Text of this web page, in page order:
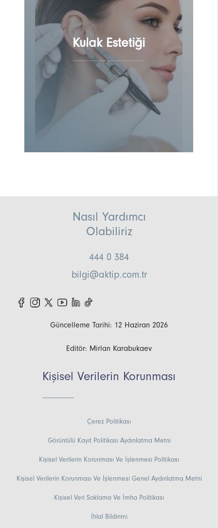
Kulak Estetiği
Nasıl Yardımcı
Olabiliriz
444 0 384
bilgi@aktip.com.tr
Güncelleme Tarihi: 12 Haziran 2026
Editör: Mirlan Karabukaev
Kişisel Verilerin Korunması
Çerez Politikası
Görüntülü Kayıt Politikası Aydınlatma Metni
Kişisel Verilerin Korunması Ve İşlenmesi Politikası
Kişisel Verilerin Korunması Ve İşlenmesi Genel Aydınlatma Metni
Kişisel Veri Saklama Ve İmha Politikası
İhlal Bildirimi